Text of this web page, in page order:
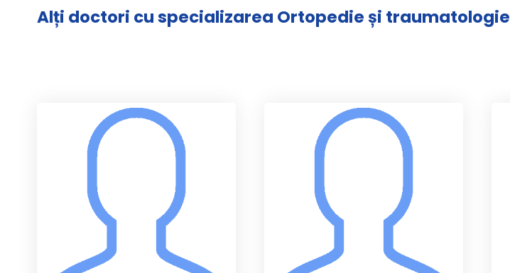
Alți doctori cu specializarea Ortopedie și traumatologie